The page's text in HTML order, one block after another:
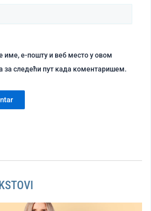
име, е-пошту и веб место у овом
за следећи пут када коментаришем.